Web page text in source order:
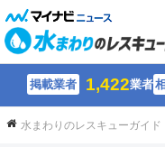
掲載業者 1,422業者
水まわりのレスキューガイド